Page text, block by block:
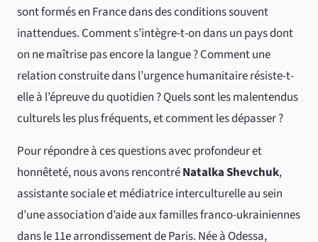
sont formés en France dans des conditions souvent
inattendues. Comment s’intègre-t-on dans un pays dont
on ne maîtrise pas encore la langue ? Comment une
relation construite dans l’urgence humanitaire résiste-t-
elle à l’épreuve du quotidien ? Quels sont les malentendus
culturels les plus fréquents, et comment les dépasser ?
Pour répondre à ces questions avec profondeur et
honnêteté, nous avons rencontréNatalka Shevchuk,
assistante sociale et médiatrice interculturelle au sein
d’une association d’aide aux familles franco-ukrainiennes
dans le 11e arrondissement de Paris. Née à Odessa,